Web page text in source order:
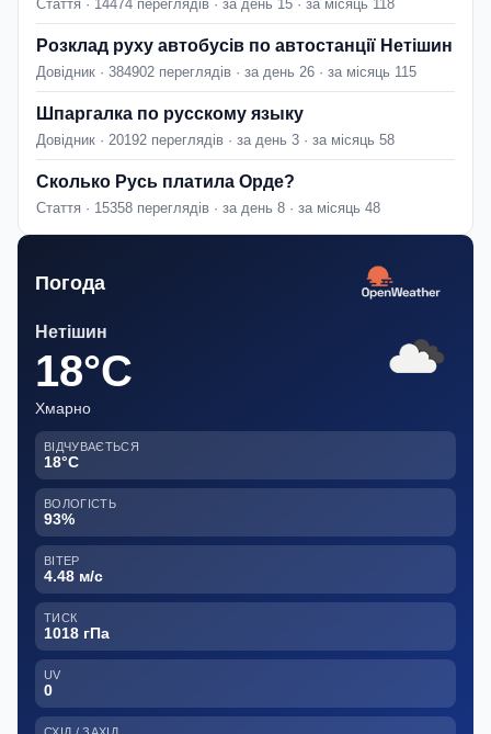
Стаття · 14474 переглядів · за день 15 · за місяць 118
Розклад руху автобусів по автостанції Нетішин
Довідник · 384902 переглядів · за день 26 · за місяць 115
Шпаргалка по русскому языку
Довідник · 20192 переглядів · за день 3 · за місяць 58
Сколько Русь платила Орде?
Стаття · 15358 переглядів · за день 8 · за місяць 48
Погода
Нетішин
18°C
Хмарно
ВІДЧУВАЄТЬСЯ
18°C
ВОЛОГІСТЬ
93%
ВІТЕР
4.48 м/с
ТИСК
1018 гПа
UV
0